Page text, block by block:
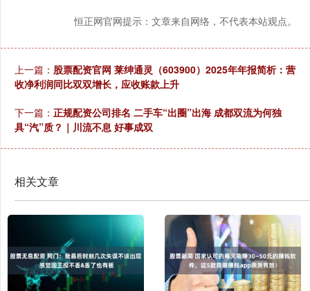
恒正网官网提示：文章来自网络，不代表本站观点。
上一篇： 股票配资官网 莱绅通灵（603900）2025年年报简析：营
收净利润同比双双增长，应收账款上升
下一篇： 正规配资公司排名 二手车“出圈”出海 成都双流为何独
具“汽”质？｜川流不息 好事成双
相关文章